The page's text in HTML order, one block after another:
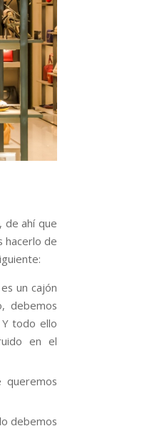
de ahí que
hacerlo de
un cajón
debemos
todo ello
en el
queremos
debemos